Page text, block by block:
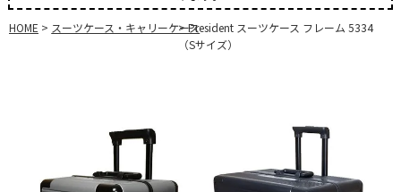
HOME スーツケース・キャリーケースPresident スーツケース フレーム 5334
（Sサイズ）